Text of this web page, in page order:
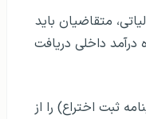
متقاضیان باید
درآمد داخلی دریافت
ثبت اختراع) را از